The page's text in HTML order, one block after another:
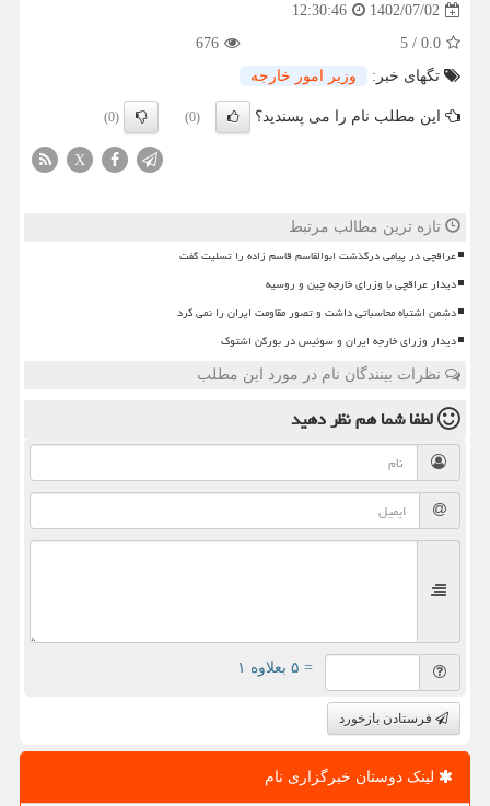
1402/07/02
12:30:46
0.0
/
5
676
تگهای خبر:
وزیر امور خارجه
این مطلب نام را می پسندید؟ (0)
(0)
X
تازه ترین مطالب مرتبط
عراقچی در پیامی درگذشت ابوالقاسم قاسم زاده را تسلیت گفت
دیدار عراقچی با وزرای خارجه چین و روسیه
دشمن اشتباه محاسباتی داشت و تصور مقاومت ایران را نمی کرد
دیدار وزرای خارجه ایران و سوئیس در بورگن اشتوک
نظرات بینندگان نام در مورد این مطلب
لطفا شما همنظر دهید
= ۵ بعلاوه ۱
فرستادن بازخورد
لینک دوستان خبرگزاری نام